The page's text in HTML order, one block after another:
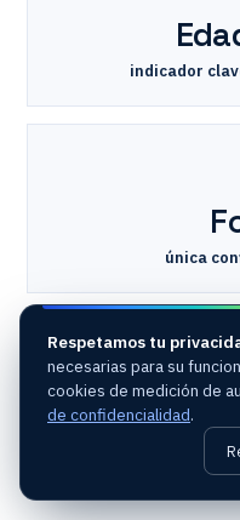
indicador
única
Estación subterránea·
Pruebas de humoin
Edad media del aire
Ventilación forzada·
Respetamos tu
necesarias para su
cookies de medición de
de confidencialidad.